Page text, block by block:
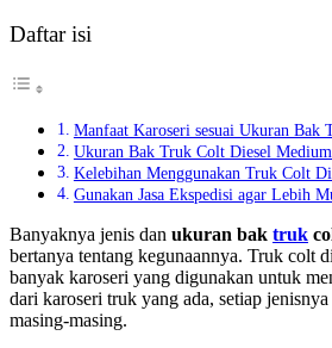
Daftar isi
Manfaat Karoseri sesuai Ukuran Bak
Ukuran Bak Truk Colt Diesel
Kelebihan Menggunakan Truk Colt
Gunakan Jasa Ekspedisi agar Lebih
Banyaknya jenis dan ukuran bak truk
bertanya tentang kegunaannya. Truk colt
banyak karoseri yang digunakan untuk
dari karoseri truk yang ada, setiap
masing-masing.